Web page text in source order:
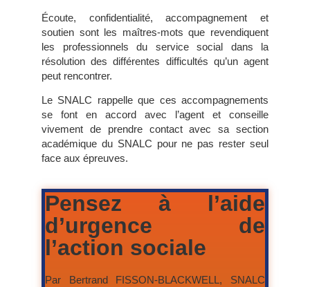
Écoute, confidentialité, accompagnement et
soutien sont les maîtres-mots que revendiquent
les professionnels du service social dans la
résolution des différentes difficultés qu’un agent
peut rencontrer.
Le SNALC rappelle que ces accompagnements
se font en accord avec l’agent et conseille
vivement de prendre contact avec sa section
académique du SNALC pour ne pas rester seul
face aux épreuves.
Pensez à l’aide
d’urgence de
l’action sociale
Par Bertrand FISSON-BLACKWELL, SNALC